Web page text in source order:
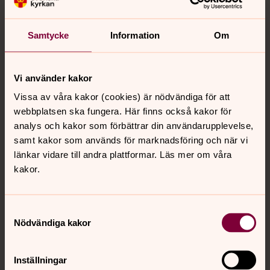
Samtycke Information Om
Vi använder kakor
Vissa av våra kakor (cookies) är nödvändiga för att
webbplatsen ska fungera. Här finns också kakor för
analys och kakor som förbättrar din användarupplevelse,
samt kakor som används för marknadsföring och när vi
länkar vidare till andra plattformar. Läs mer om våra
kakor.
Nödvändiga kakor
Inställningar
Dop
välkomnade in i den kristna gemenskapen.
Vigsel
Att vigas och ingå ett äktenskap är ett sätt att för alla
att säja ja till varandra och till ett liv tillsammans. Det är
en fest och ett minne för livet. I den kyrkliga vigseln tar
Begravning
När en nära lämnar oss är viktigt för många att få ta ett
farväl. I kyrkan gör vi det i en begravningsgudstjänst. Vi
får överlämna den som har dött till Gud.